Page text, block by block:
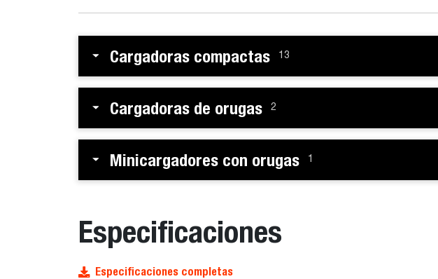
Cargadoras compactas 13
Cargadoras de orugas 2
Minicargadores con orugas 1
Especificaciones
Especificaciones completas